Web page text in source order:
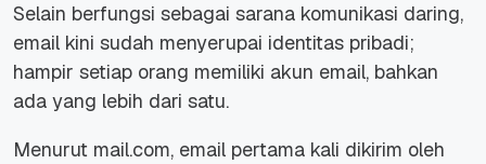
Selain berfungsi sebagai sarana komunikasi daring,
email kini sudah menyerupai identitas pribadi;
hampir setiap orang memiliki akun email, bahkan
ada yang lebih dari satu.
Menurut mail.com, email pertama kali dikirim oleh